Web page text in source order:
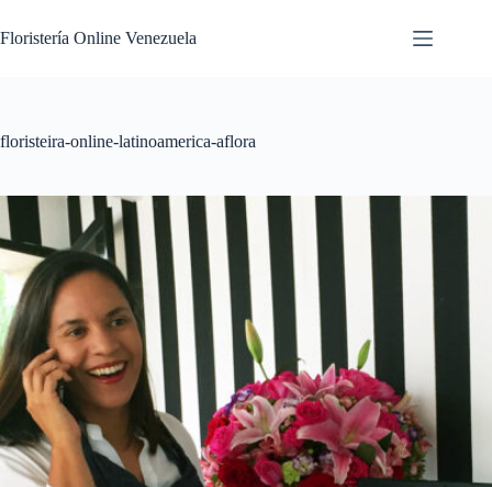
Floristería Online Venezuela
floristeira-online-latinoamerica-aflora